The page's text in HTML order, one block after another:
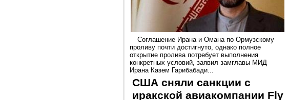
Соглашение Ирана и Омана по Ормузскому
проливу почти достигнуто, однако полное
открытие пролива потребует выполнения
конкретных условий, заявил замглавы МИД
Ирана Казем Гарибабади...
США сняли санкции с
иракской авиакомпании Fly